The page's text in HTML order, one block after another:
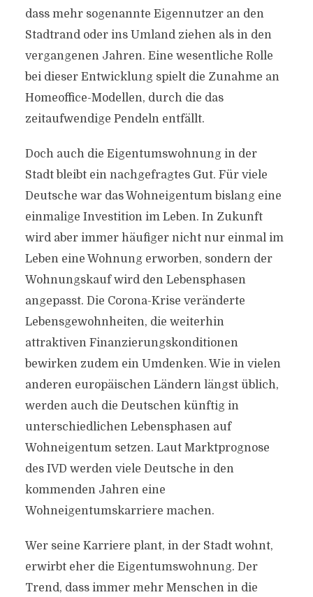
dass mehr sogenannte Eigennutzer an den
Stadtrand oder ins Umland ziehen als in den
vergangenen Jahren. Eine wesentliche Rolle
bei dieser Entwicklung spielt die Zunahme an
Homeoffice-Modellen, durch die das
zeitaufwendige Pendeln entfällt.
Doch auch die Eigentumswohnung in der
Stadt bleibt ein nachgefragtes Gut. Für viele
Deutsche war das Wohneigentum bislang eine
einmalige Investition im Leben. In Zukunft
wird aber immer häufiger nicht nur einmal im
Leben eine Wohnung erworben, sondern der
Wohnungskauf wird den Lebensphasen
angepasst. Die Corona-Krise veränderte
Lebensgewohnheiten, die weiterhin
attraktiven Finanzierungskonditionen
bewirken zudem ein Umdenken. Wie in vielen
anderen europäischen Ländern längst üblich,
werden auch die Deutschen künftig in
unterschiedlichen Lebensphasen auf
Wohneigentum setzen. Laut Marktprognose
des IVD werden viele Deutsche in den
kommenden Jahren eine
Wohneigentumskarriere machen.
Wer seine Karriere plant, in der Stadt wohnt,
erwirbt eher die Eigentumswohnung. Der
Trend, dass immer mehr Menschen in die